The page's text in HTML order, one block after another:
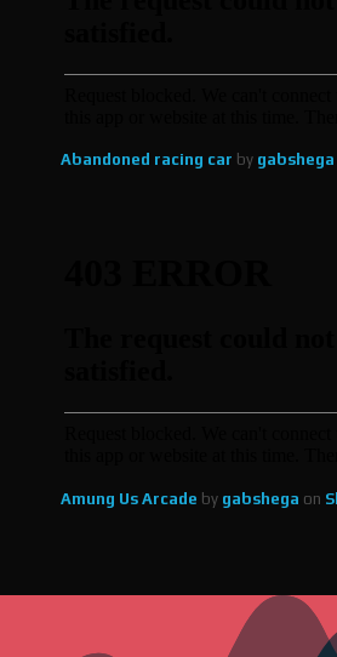
Abandoned racing car by gabshega
Amung Us Arcade by gabshega on